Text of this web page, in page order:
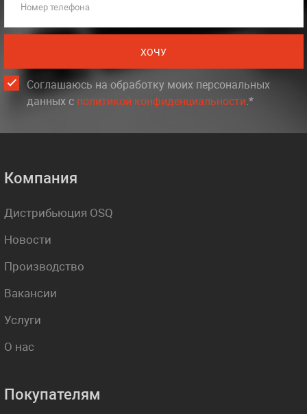
Номер телефона
ХОЧУ
Соглашаюсь на обработку моих персональных
данных c политикой конфиденциальности.*
Компания
Дистрибьюция OSQ
Новости
Производство
Вакансии
Услуги
О нас
Покупателям